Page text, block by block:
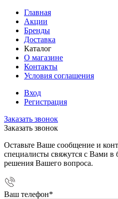
Главная
Акции
Бренды
Доставка
Каталог
О магазине
Контакты
Условия соглашения
Вход
Регистрация
Заказать звонок
Заказать звонок
Оставьте Ваше сообщение и
специалисты свяжутся с Вами в
решения Вашего вопроса.
Ваш телефон*